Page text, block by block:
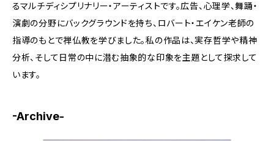
るマルチディシプリナリー・アーティストです。広告、心理学、舞踊・
演劇の分野にバックグラウンドを持ち、ロバート・エイケン老師の
指導のもとで禅仏教を学びました。私の作品は、実存哲学や精神
分析、そして日常の中に潜む抽象的な印象を主題として探求して
います。
-Archive-